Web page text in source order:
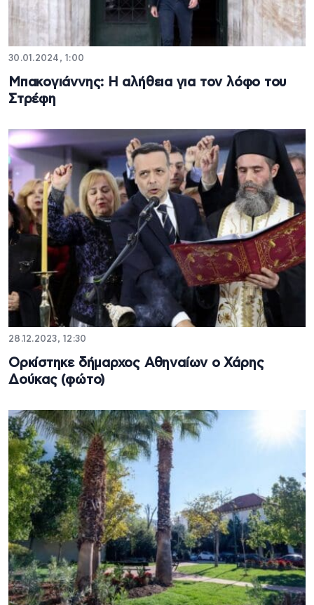
30.01.2024, 1:00
Μπακογιάννης: Η αλήθεια για τον λόφο του
Στρέφη
28.12.2023, 12:30
Ορκίστηκε δήμαρχος Αθηναίων ο Χάρης
Δούκας (φώτο)